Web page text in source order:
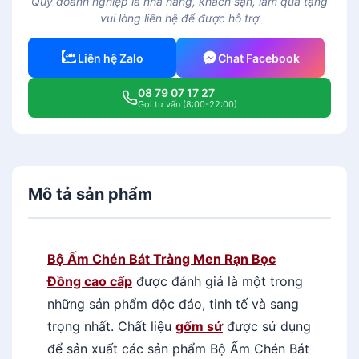
C
é
B
n
g
vui lòng liên hệ để được hỗ trợ
Liên hệ Zalo Chat Facebook
08 79 07 17 27
Gọi tư vấn (8:00-22:00)
Mô tả sản phẩm
Bộ Ấm Chén Bát Tràng Men Rạn Bọc
Đồng cao cấp được đánh giá là một trong
những sản phẩm độc đáo, tinh tế và sang
trọng nhất. Chất liệu gốm sứđược sử dụng
để sản xuất các sản phẩm Bộ Ấm Chén Bát